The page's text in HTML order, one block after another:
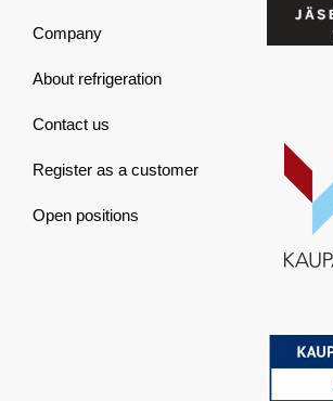
Company
About refrigeration
Contact us
Register as a customer
Open positions